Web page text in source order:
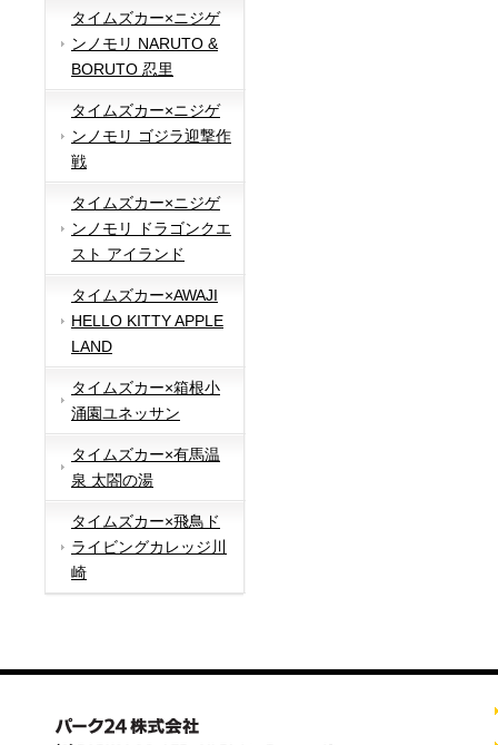
タイムズカー×ニジゲ
ンノモリ NARUTO &
BORUTO 忍里
タイムズカー×ニジゲ
ンノモリ ゴジラ迎撃作
戦
タイムズカー×ニジゲ
ンノモリ ドラゴンクエ
スト アイランド
タイムズカー×AWAJI
HELLO KITTY APPLE
LAND
タイムズカー×箱根小
涌園ユネッサン
タイムズカー×有馬温
泉 太閤の湯
タイムズカー×飛鳥ド
ライビングカレッジ川
崎